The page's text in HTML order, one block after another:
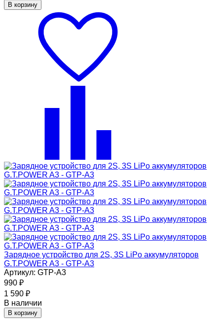
В корзину
Зарядное устройство для 2S, 3S LiPo аккумуляторов
G.T.POWER A3 - GTP-A3
Артикул: GTP-A3
990 ₽
1 590 ₽
В наличии
В корзину